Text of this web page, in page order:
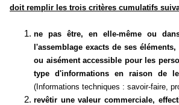
doit remplir les trois critères cumulatifs
ne pas être, en elle-même ou
l'assemblage exacts de ses
ou aisément accessible pour les
type d'informations en raison de
(Informations techniques : savoir-faire,
revêtir une valeur commerciale,